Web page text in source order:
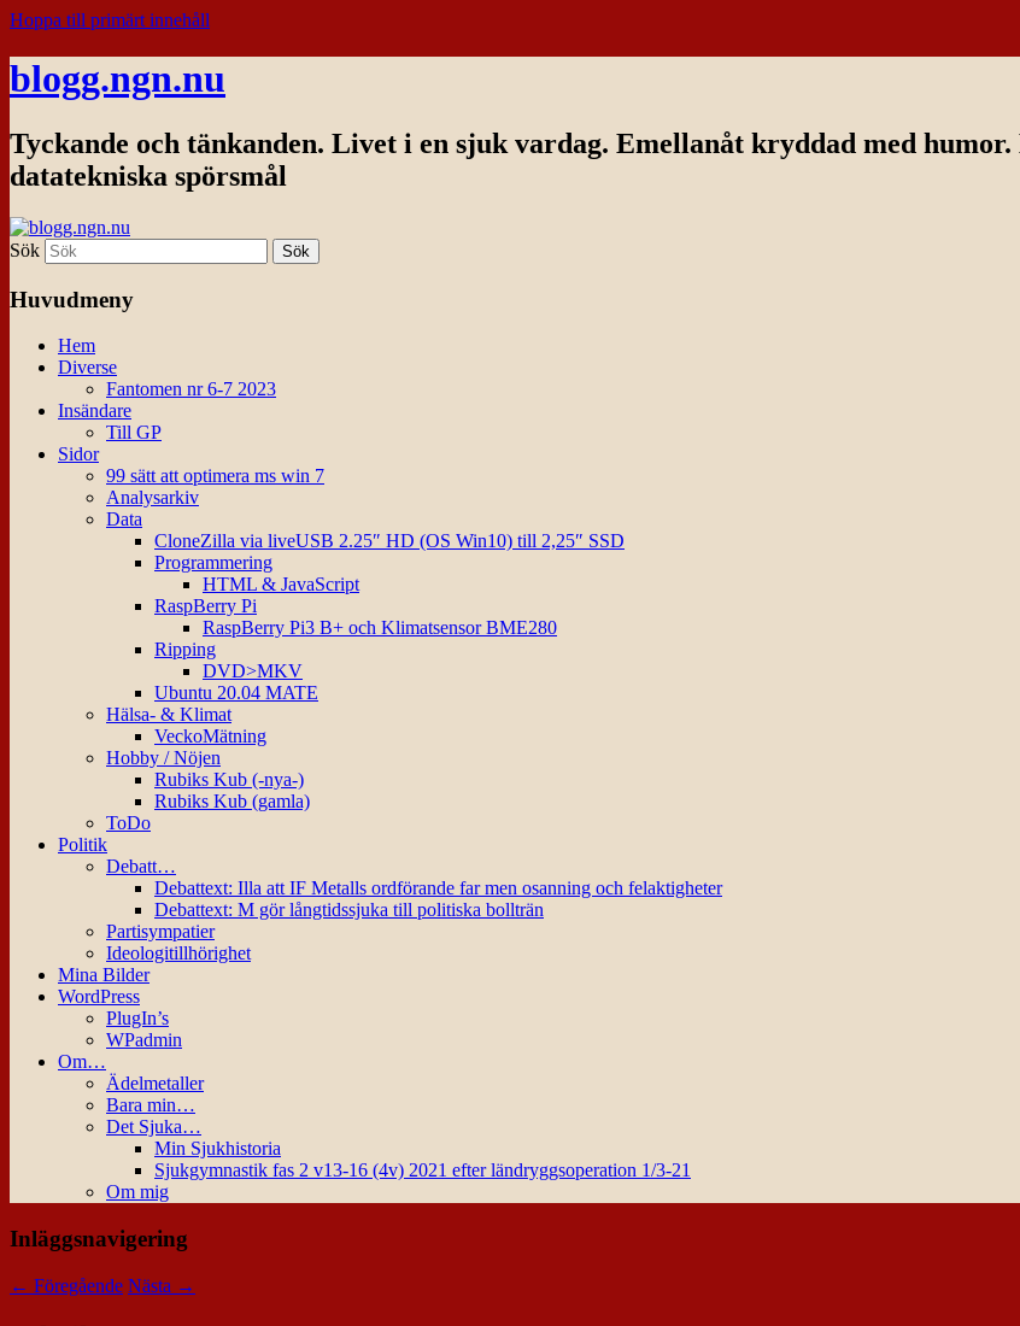
Hoppa till primärt innehåll
blogg.ngn.nu
Tyckande och tänkanden. Livet i en sjuk vardag. Emellanåt kryddad med
datatekniska spörsmål
Sök
Huvudmeny
Hem
Diverse
Fantomen nr 6-7 2023
Insändare
Till GP
Sidor
99 sätt att optimera ms win 7
Analysarkiv
Data
CloneZilla via liveUSB 2.25″ HD (OS Win10) till 2,25″ SSD
Programmering
HTML & JavaScript
RaspBerry Pi
RaspBerry Pi3 B+ och Klimatsensor BME280
Ripping
DVD>MKV
Ubuntu 20.04 MATE
Hälsa- & Klimat
VeckoMätning
Hobby / Nöjen
Rubiks Kub (-nya-)
Rubiks Kub (gamla)
ToDo
Politik
Debatt…
Debattext: Illa att IF Metalls ordförande far men osanning och felaktigheter
Debattext: M gör långtidssjuka till politiska bollträn
Partisympatier
Ideologitillhörighet
Mina Bilder
WordPress
PlugIn’s
WPadmin
Om…
Ädelmetaller
Bara min…
Det Sjuka…
Min Sjukhistoria
Sjukgymnastik fas 2 v13-16 (4v) 2021 efter ländryggsoperation 1/3-21
Om mig
Inläggsnavigering
← Föregående Nästa →